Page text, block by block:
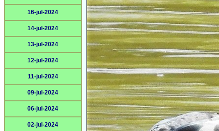
16-jul-2024
14-jul-2024
13-jul-2024
12-jul-2024
11-jul-2024
09-jul-2024
06-jul-2024
02-jul-2024